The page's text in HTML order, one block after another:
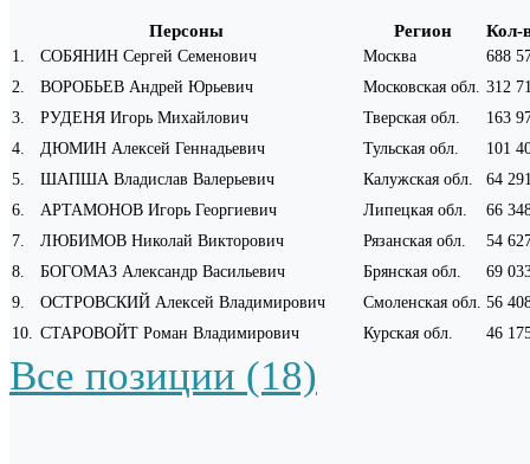
Персоны Регион Кол-
1 СОБЯНИН Сергей Семенович Москва
688
2
ВОРОБЬЕВ Андрей Юрьевич Московская обл. 312
3
РУДЕНЯ Игорь Михайлович Тверская обл.
163
4
ДЮМИН Алексей Геннадьевич Тульская обл.
101
5
ШАПША Владислав Валерьевич Калужская обл.
64
6
АРТАМОНОВ Игорь Георгиевич Липецкая обл.
66
7
ЛЮБИМОВ Николай Викторович Рязанская обл.
54
8
БОГОМАЗ Александр Васильевич Брянская обл.
69
9
ОСТРОВСКИЙ Алексей Владимирович Смоленская обл. 56
10
СТАРОВОЙТ Роман Владимирович Курская обл. 46
Все позиции (18)